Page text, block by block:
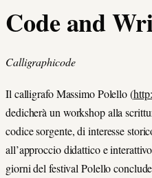
Code and
Calligraphicode
Il calligrafo Massimo Polello (
dedicherà un workshop alla
codice sorgente, di interesse
all’approccio didattico e
giorni del festival Polello